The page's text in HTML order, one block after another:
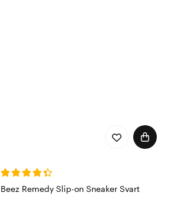
Beez Remedy Slip-on Sneaker Svart